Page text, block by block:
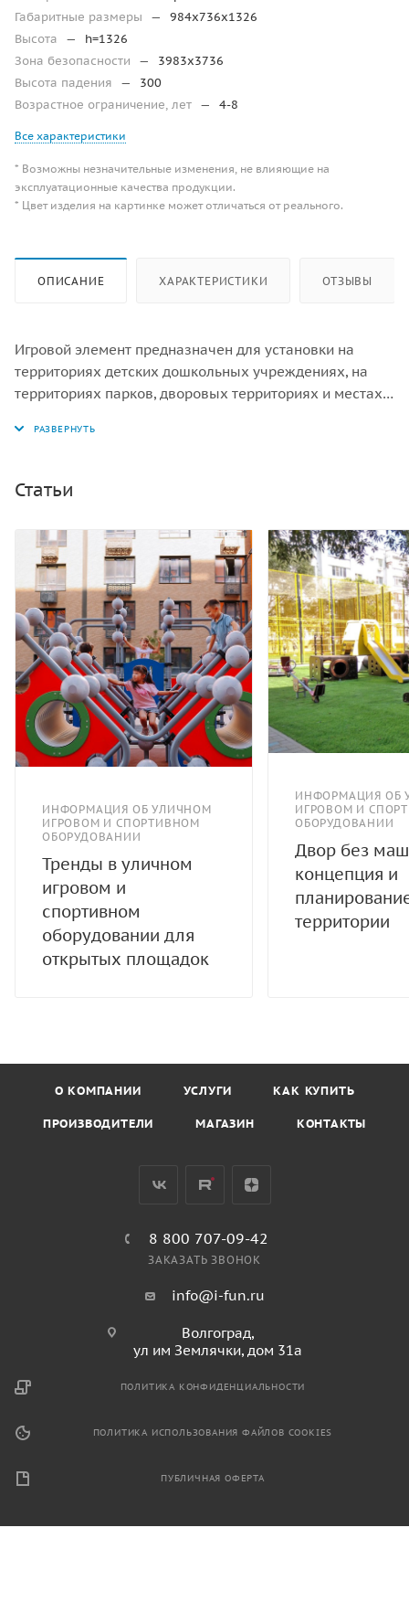
Габаритные размеры
—
984x736x1326
Высота
—
h=1326
Зона безопасности
—
3983х3736
Высота падения
—
300
Возрастное ограничение, лет — 4-8
Все характеристики
* Возможны незначительные изменения, не влияющие на
эксплуатационные качества продукции.
* Цвет изделия на картинке может отличаться от реального.
ОПИСАНИЕ ХАРАКТЕРИСТИКИ ОТЗЫВЫ
Игровой элемент предназначен для установки на
территориях детских дошкольных учреждениях, на
территориях парков, дворовых территориях и местах
гармоничного развития детей в возрасте от 3 лет.
Статьи
ИНФОРМАЦИЯ ОБ УЛИЧНОМ
ИГРОВОМ И СПОРТИВНОМ
ОБОРУДОВАНИИ
Тренды в уличном
игровом и
спортивном
оборудовании для
открытых площадок
ИНФОРМАЦИЯ ОБ
ИГРОВОМ И
ОБОРУДОВАНИИ
Двор без
концепция и
территории
О КОМПАНИИ УСЛУГИ КАК КУПИТЬ
ПРОИЗВОДИТЕЛИ МАГАЗИН КОНТАКТЫ
8 800 707-09-42
ЗАКАЗАТЬ ЗВОНОК
info@i-fun.ru
Волгоград,
ул им Землячки, дом 31а
ПОЛИТИКА КОНФИДЕНЦИАЛЬНОСТИ
ПОЛИТИКА ИСПОЛЬЗОВАНИЯ ФАЙЛОВ COOKIES
ПУБЛИЧНАЯ ОФЕРТА